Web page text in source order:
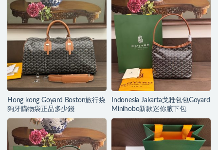
Hong kong Goyard Boston旅行袋
狗牙購物袋正品多少錢
Indonesia Jakarta戈雅包包Goyard
Minihobo新款迷你腋下包